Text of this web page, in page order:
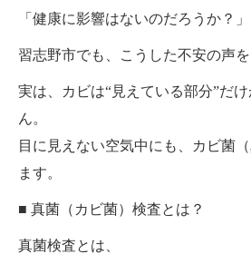
「健康に影響はないのだろうか？」
習志野市でも、こうした不安の声を
実は、カビは“見えている部分”だ
ん。
目に見えない空気中にも、カビ菌
ます。
■ 真菌（カビ菌）検査とは？
真菌検査とは、